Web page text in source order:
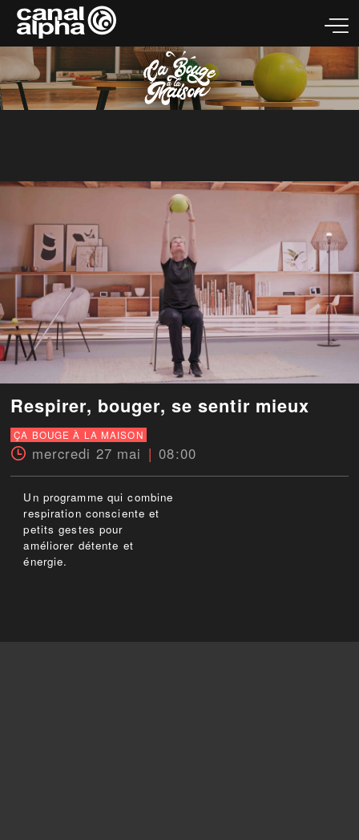
Respirer, bouger, se sentir mieux
ÇA BOUGE À LA MAISON
mercredi 27 mai 08:00
Un programme qui combine
respiration consciente et
petits gestes pour
améliorer détente et
énergie.